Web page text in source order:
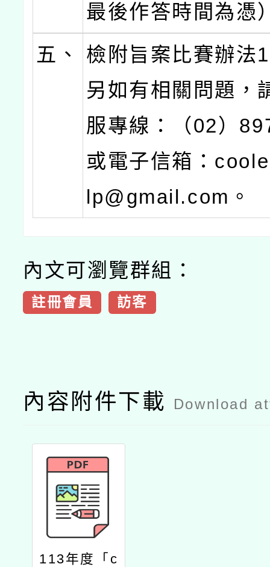
最後作答時間為憑
五、
檢附旨案比賽辦法
另如有相關問題，
服專線：（02）
或電子信箱：
lp@gmail.com。
內文可瀏覽群組：
註冊會員 訪客
內容附件下載 Download
113年度「c